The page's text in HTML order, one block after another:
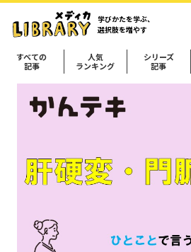
学びかたを学ぶ、
選択肢を増やす
すべての
記事
人気
ランキング
シリーズ
記事